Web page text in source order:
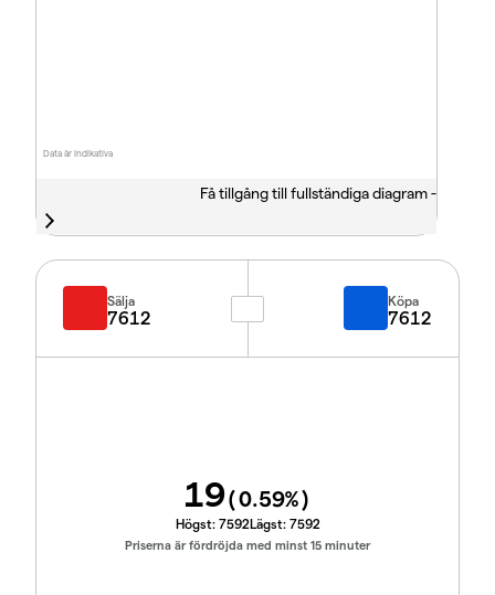
Data är indikativa
Få tillgång till fullständiga diagram -
Sälja
7612
Köpa
7612
19(0.59%)
Högst: 7592Lägst: 7592
Priserna är fördröjda med minst 15 minuter